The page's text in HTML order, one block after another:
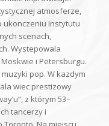
atmosferze,
ukonczeniu Instytutu
scenach,
Wystepowala
i Petersburgu.
pop. W kazdym
wiec prestizowy
z którym 53–
tancerzy i